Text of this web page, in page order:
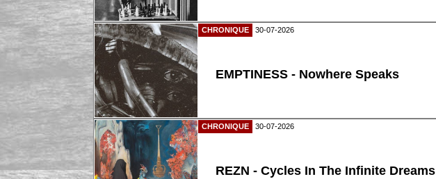
CHRONIQUE 30-07-2026
EMPTINESS - Nowhere Speaks
CHRONIQUE 30-07-2026
REZN - Cycles In The Infinite Dreams